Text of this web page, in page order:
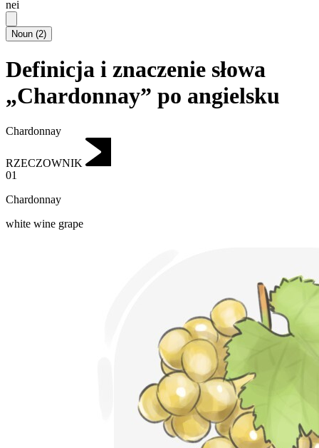
nei
Noun (2)
Definicja i znaczenie słowa
„Chardonnay” po angielsku
Chardonnay
RZECZOWNIK
01
Chardonnay
white wine grape